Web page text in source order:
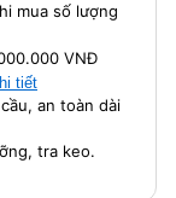
mua số lượng
VNĐ
tiết
an toàn dài
tra keo.